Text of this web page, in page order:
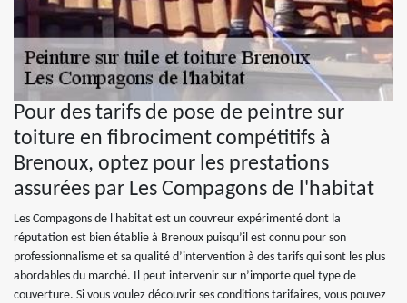
Pour des tarifs de pose de peintre sur
toiture en fibrociment compétitifs à
Brenoux, optez pour les prestations
assurées par Les Compagons de l'habitat
Les Compagons de l'habitat est un couvreur expérimenté dont la
réputation est bien établie à Brenoux puisqu’il est connu pour son
professionnalisme et sa qualité d’intervention à des tarifs qui sont les plus
abordables du marché. Il peut intervenir sur n’importe quel type de
couverture. Si vous voulez découvrir ses conditions tarifaires, vous pouvez